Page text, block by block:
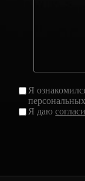
Я
Я даю